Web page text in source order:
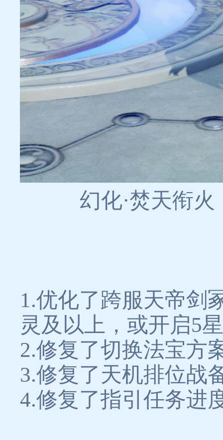
幻化·焚天衔
1.优化了跨服天帝剑
灵及以上，或开启5
2.修复了切换法宝方
3.修复了天机排位战
4.修复了指引任务进